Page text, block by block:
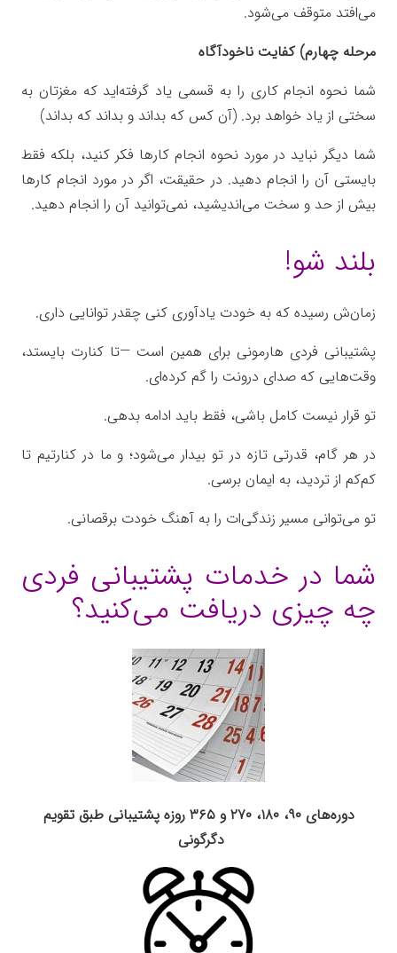
می‌افتد متوقف می‌شود.
مرحله چهارم) کفایت ناخودآگاه
شما نحوه انجام کاری را به قسمی یاد گرفته‌اید که مغزتان به
سختی از یاد خواهد برد. (آن کس که بداند و بداند که بداند)
شما دیگر نباید در مورد نحوه انجام کارها فکر کنید، بلکه فقط
بایستی آن را انجام دهید. در حقیقت، اگر در مورد انجام کارها
بیش از حد و سخت می‌اندیشید، نمی‌توانید آن را انجام دهید.
بلند شو!
زمان‌ش رسیده که به خودت یادآوری کنی چقدر توانایی داری.
پشتیبانی فردی هارمونی برای همین است —تا کنارت بایستد،
وقت‌هایی که صدای درونت را گم کرده‌ای.
تو قرار نیست کامل باشی، فقط باید ادامه بدهی.
در هر گام، قدرتی تازه در تو بیدار می‌شود؛ و ما در کنارتیم تا
کم‌کم از تردید، به ایمان برسی.
تو می‌توانی مسیر زندگی‌ات را به آهنگ خودت برقصانی.
شما در خدمات پشتیبانی فردی
چه چیزی دریافت می‌کنید؟
دوره‌های ۹۰، ۱۸۰، ۲۷۰ و ۳۶۵ روزه پشتیبانی طبق تقویم
دگرگونی